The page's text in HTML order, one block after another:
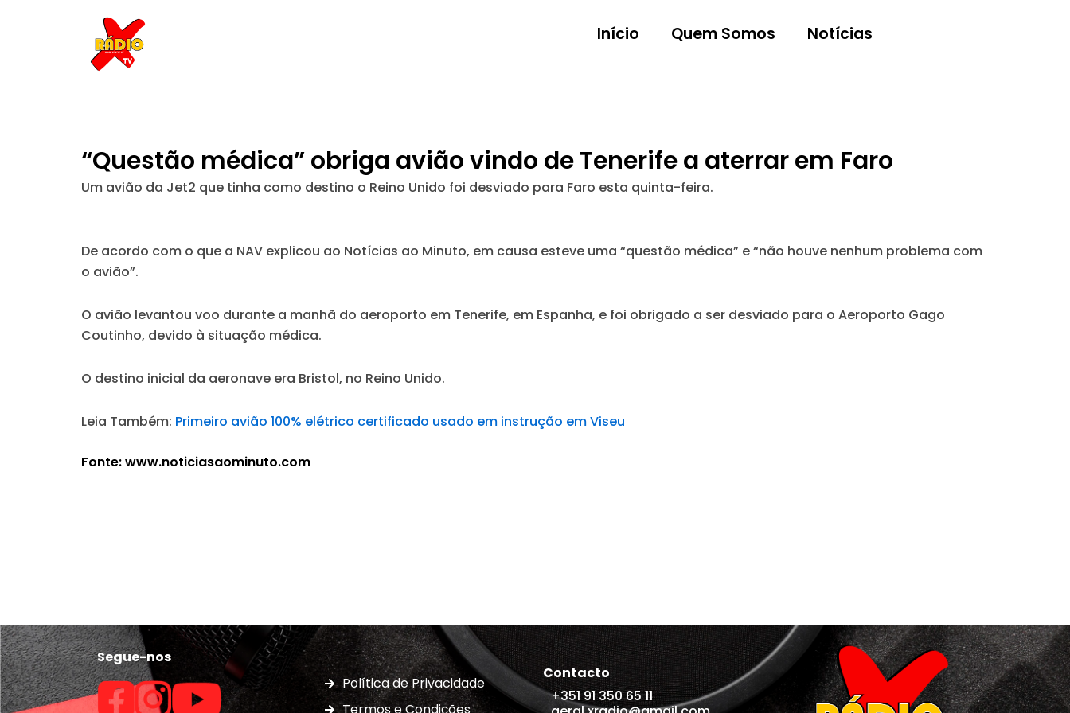
Início Quem Somos Notícias
“Questão médica” obriga avião vindo de Tenerife a aterrar em Faro
Um avião da Jet2 que tinha como destino o Reino Unido foi desviado para Faro esta quinta-feira.
De acordo com o que a NAV explicou ao Notícias ao Minuto, em causa esteve uma “questão médica” e “não houve nenhum problema com
o avião”.
O avião levantou voo durante a manhã do aeroporto em Tenerife, em Espanha, e foi obrigado a ser desviado para o Aeroporto Gago
Coutinho, devido à situação médica.
O destino inicial da aeronave era Bristol, no Reino Unido.
Leia Também: Primeiro avião 100% elétrico certificado usado em instrução em Viseu
Fonte: www.noticiasaominuto.com
Segue-nos
Política de Privacidade
Contacto
+351 91 350 65 11